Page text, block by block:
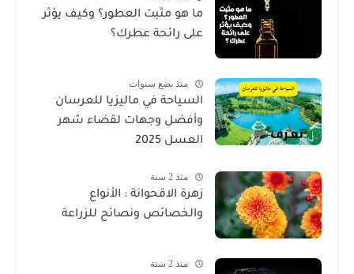
ما هو مثبت العطور؟ وكيف يؤثر
على رائحة عطرك؟
منذ بضع سنوات
السياحة في ماليزيا للعرسان
وأفضل وجهات لقضاء شهر
العسل 2025
منذ 2 سنة
زهرة الاقحوانة : الأنواع
والخصائص ونصائح للزراعة
منذ 2 سنة